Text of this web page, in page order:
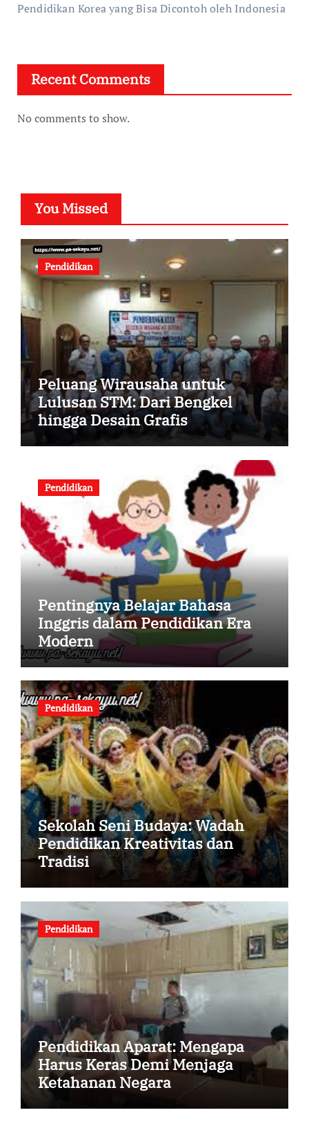
Pendidikan Korea yang Bisa Dicontoh oleh Indonesia
Recent Comments
No comments to show.
You Missed
Pendidikan
Peluang Wirausaha untuk
Lulusan STM: Dari Bengkel
hingga Desain Grafis
Pendidikan
Pentingnya Belajar Bahasa
Inggris dalam Pendidikan Era
Modern
Pendidikan
Sekolah Seni Budaya: Wadah
Pendidikan Kreativitas dan
Tradisi
Pendidikan
Pendidikan Aparat: Mengapa
Harus Keras Demi Menjaga
Ketahanan Negara